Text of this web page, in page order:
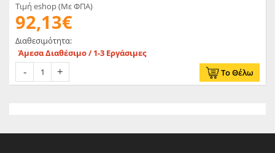
Τιμή eshop (Με ΦΠΑ)
92,13€
Διαθεσιμότητα:
Άμεσα Διαθέσιμο / 1-3 Εργάσιμες
Το Θέλω